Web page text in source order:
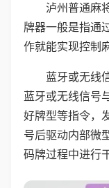
泸州普通麻
牌器一般是指通
作就能实现控制
蓝牙或无线
蓝牙或无线信号
好牌型等指令，
号后驱动内部微
码牌过程中进行